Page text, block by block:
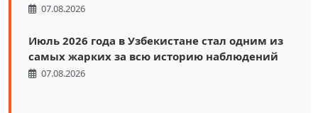
07.08.2026
Июль 2026 года в Узбекистане стал одним из
самых жарких за всю историю наблюдений
07.08.2026